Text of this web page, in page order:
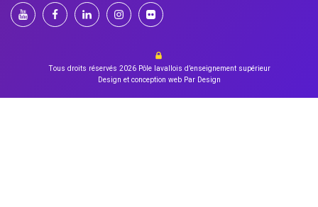
Tous droits réservés 2026 Pôle lavallois d’enseignement supérieur
Design et conception web Par Design